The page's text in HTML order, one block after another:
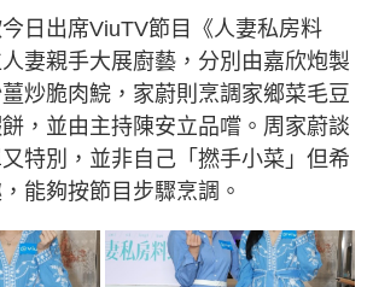
日出席ViuTV節目《人妻私房料
妻親手大展廚藝，分別由嘉欣炮製
炒脆肉鯇，家蔚則烹調家鄉菜毛豆
，並由主持陳安立品嚐。周家蔚談
特別，並非自己「撚手小菜」但希
能夠按節目步驟烹調。